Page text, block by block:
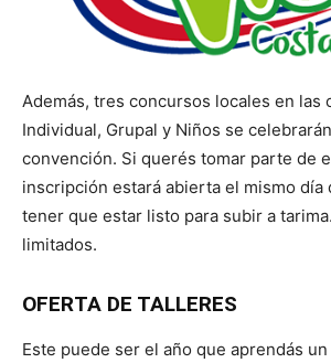
Además, tres concursos locales en las
Individual, Grupal y Niños se
convención. Si querés tomar parte de
inscripción estará abierta el mismo día
tener que estar listo para subir a
limitados.
OFERTA DE TALLERES
Este puede ser el año que aprendás